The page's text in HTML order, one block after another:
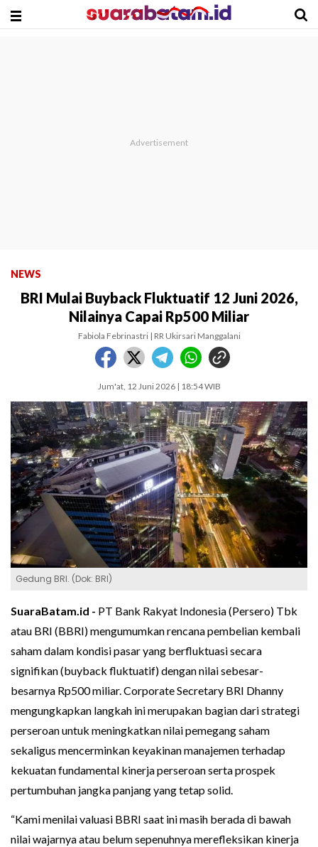
NEWS
BRI Mulai Buyback Fluktuatif 12 Juni 2026,
Nilainya Capai Rp500 Miliar
Fabiola Febrinastri | RR Ukirsari Manggalani
Jum'at, 12 Juni 2026 | 18:54 WIB
Gedung BRI. (Dok: BRI)
SuaraBatam.id - PT Bank Rakyat Indonesia (Persero) Tbk
atau BRI (BBRI) mengumumkan rencana pembelian kembali
saham dalam kondisi pasar yang berfluktuasi secara
signifikan (buyback fluktuatif) dengan nilai sebesar-
besarnya Rp500 miliar. Corporate Secretary BRI Dhanny
mengungkapkan langkah ini merupakan bagian dari strategi
perseroan untuk meningkatkan nilai pemegang saham
sekaligus mencerminkan keyakinan manajemen terhadap
kekuatan fundamental kinerja perseroan serta prospek
pertumbuhan jangka panjang yang tetap solid.
“Kami menilai valuasi BBRI saat ini masih berada di bawah
nilai wajarnya atau belum sepenuhnya merefleksikan kinerja